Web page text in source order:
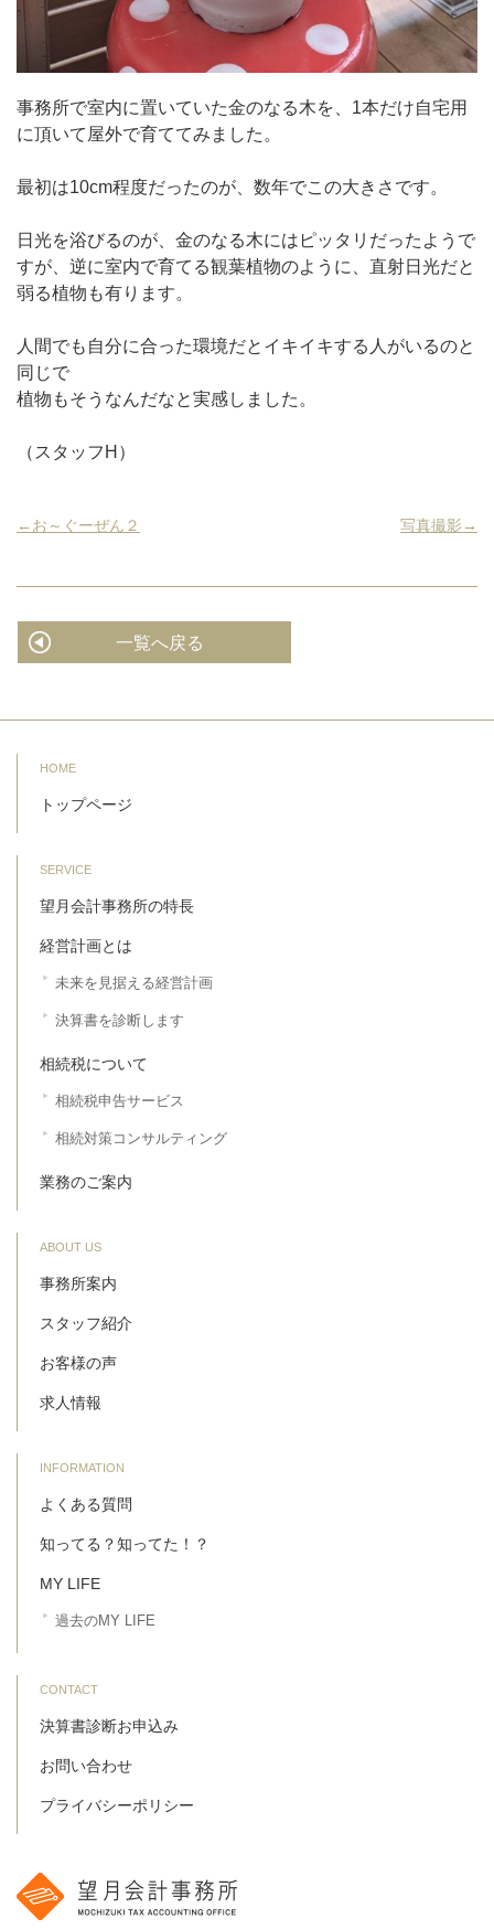
事務所で室内に置いていた金のなる木を、1本だけ自宅用
に頂いて屋外で育ててみました。
最初は10cm程度だったのが、数年でこの大きさです。
日光を浴びるのが、金のなる木にはピッタリだったようで
すが、逆に室内で育てる観葉植物のように、直射日光だと
弱る植物も有ります。
人間でも自分に合った環境だとイキイキする人がいるのと
同じで
植物もそうなんだなと実感しました。
（スタッフH）
←お～ぐーぜん２ 写真撮影→
一覧へ戻る
HOME
トップページ
SERVICE
望月会計事務所の特長
経営計画とは
未来を見据える経営計画
決算書を診断します
相続税について
相続税申告サービス
相続対策コンサルティング
業務のご案内
ABOUT US
事務所案内
スタッフ紹介
お客様の声
求人情報
INFORMATION
よくある質問
知ってる？知ってた！？
MY LIFE
過去のMY LIFE
CONTACT
決算書診断お申込み
お問い合わせ
プライバシーポリシー